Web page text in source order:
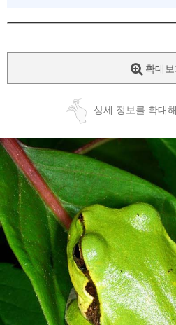
확대보
상세 정보를 확대